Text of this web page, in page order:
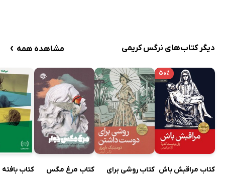
دیگر کتاب‌های نرگس کریمی مشاهده همه ›
۵۰٪
کتاب مراقبش باش کتاب روشی برای
کتاب مرغ مگس
کتاب بافته